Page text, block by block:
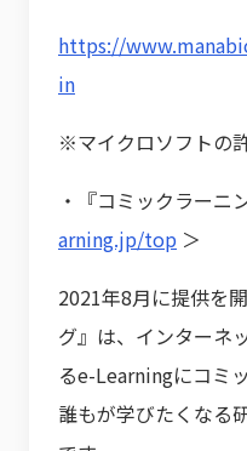
https://
in
※マイクロソフトの
・『コミックラーニ
arning.jp/top ＞
2021年8月に提供を
グ』は、インターネ
るe-Learningにコミ
誰もが学びたくなる